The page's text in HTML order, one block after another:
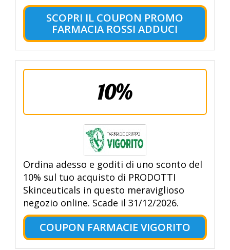
SCOPRI IL COUPON PROMO
FARMACIA ROSSI ADDUCI
10%
Ordina adesso e goditi di uno sconto del
10% sul tuo acquisto di PRODOTTI
Skinceuticals in questo meraviglioso
negozio online. Scade il 31/12/2026.
COUPON FARMACIE VIGORITO